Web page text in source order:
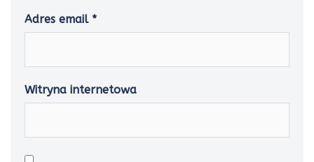
Adres email *
Witryna internetowa